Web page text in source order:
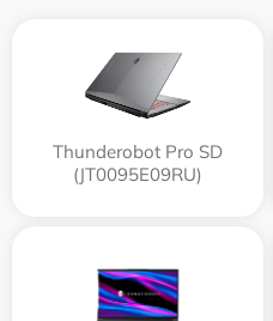
Thunderobot Pro SD
(JT0095E09RU)